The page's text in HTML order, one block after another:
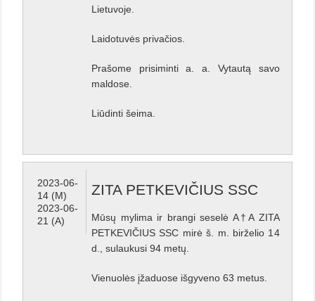
Lietuvoje.
Laidotuvės privačios.
Prašome prisiminti a. a. Vytautą savo
maldose.
Liūdinti šeima.
2023-06-
14 (M)
2023-06-
21 (A)
ZITA PETKEVIČIUS SSC
Mūsų mylima ir brangi seselė A†A ZITA
PETKEVIČIUS SSC mirė š. m. birželio 14
d., sulaukusi 94 metų.
Vienuolės įžaduose išgyveno 63 metus.